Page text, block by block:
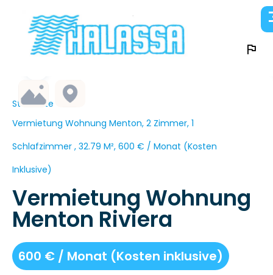
Startseite
Vermietung Wohnung Menton, 2 Zimmer, 1
Schlafzimmer , 32.79 M², 600 € / Monat (Kosten
Inklusive)
Vermietung Wohnung
Menton Riviera
600 € / Monat (Kosten inklusive)